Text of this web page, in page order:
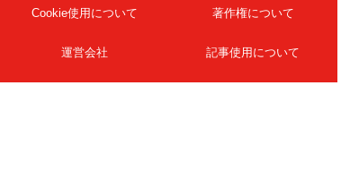
Cookie使用について 著作権について
運営会社 記事使用について